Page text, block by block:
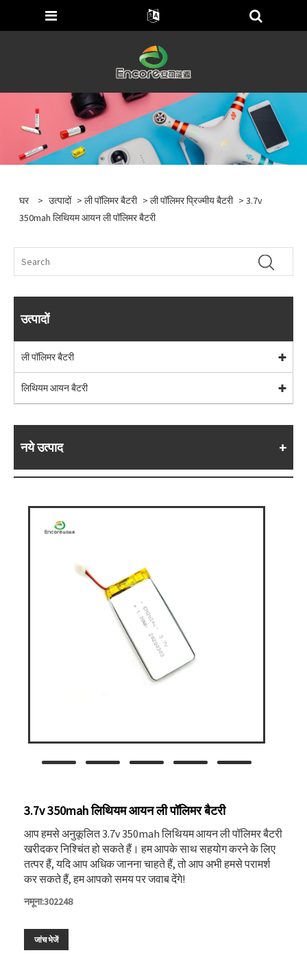
घर > उत्पादों >ली पॉलिमर बैटरी >ली पॉलिमर प्रिज्मीय बैटरी > 3.7v
350mah लिथियम आयन ली पॉलिमर बैटरी
उत्पादों
ली पॉलिमर बैटरी
लिथियम आयन बैटरी
नये उत्पाद
3.7v 350mah लिथियम आयन ली पॉलिमर बैटरी
आप हमसे अनुकूलित 3.7v 350mah लिथियम आयन ली पॉलिमर बैटरी
खरीदकर निश्चिंत हो सकते हैं। हम आपके साथ सहयोग करने के लिए
तत्पर हैं, यदि आप अधिक जानना चाहते हैं, तो आप अभी हमसे परामर्श
कर सकते हैं, हम आपको समय पर जवाब देंगे!
नमूना:302248
जांच भेजें